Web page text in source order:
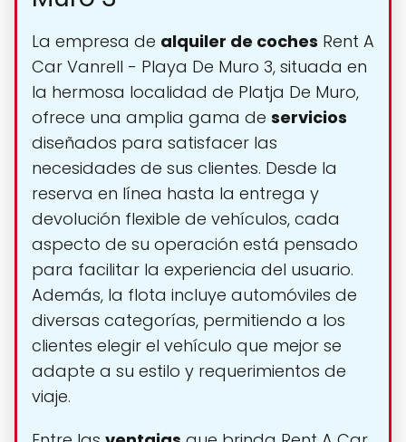
La empresa de alquiler de coches Rent A
Car Vanrell - Playa De Muro 3, situada en
la hermosa localidad de Platja De Muro,
ofrece una amplia gama de servicios
diseñados para satisfacer las
necesidades de sus clientes. Desde la
reserva en línea hasta la entrega y
devolución flexible de vehículos, cada
aspecto de su operación está pensado
para facilitar la experiencia del usuario.
Además, la flota incluye automóviles de
diversas categorías, permitiendo a los
clientes elegir el vehículo que mejor se
adapte a su estilo y requerimientos de
viaje.